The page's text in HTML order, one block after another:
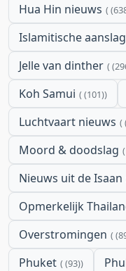
Hua Hin nieuws
Islamitische
Jelle van dinther
Koh Samui (101)
Luchtvaart nieuws
Moord & doodslag
Nieuws uit de Isaan
Opmerkelijk
Overstromingen
Phuket (93)